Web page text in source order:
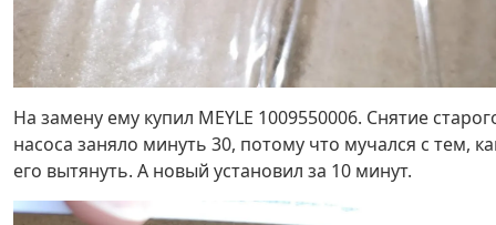
На замену ему купил MEYLE 1009550006. Снятие
насоса заняло минуть 30, потому что мучался с тем,
его вытянуть. А новый установил за 10 минут.